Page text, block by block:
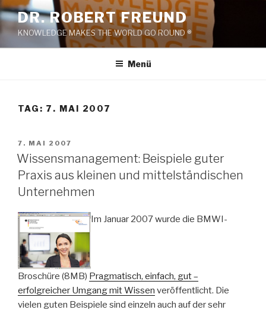
Zum
Inhalt
springen
DR. ROBERT FREUND
KNOWLEDGE MAKES THE WORLD GO ROUND ®
Menü
TAG: 7. MAI 2007
VERÖFFENTLICHT
AM
7. MAI 2007
Wissensmanagement: Beispiele guter
Praxis aus kleinen und mittelständischen
Unternehmen
Im Januar 2007 wurde die BMWI-
Broschüre (8MB) Pragmatisch, einfach, gut –
erfolgreicher Umgang mit Wissen veröffentlicht. Die
vielen guten Beispiele sind einzeln auch auf der sehr